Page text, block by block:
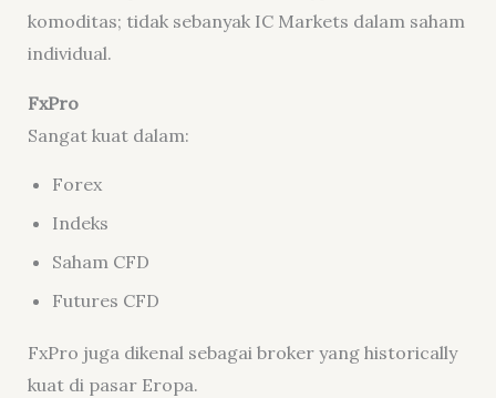
komoditas; tidak sebanyak IC Markets dalam saham
individual.
FxPro
Sangat kuat dalam:
Forex
Indeks
Saham CFD
Futures CFD
FxPro juga dikenal sebagai broker yang historically
kuat di pasar Eropa.